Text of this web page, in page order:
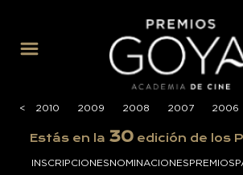
<
< 2010 2009 2008 2007 2006
Estás en la 30 edición de los
INSCRIPCIONESNOMINACIONESPREMIOS